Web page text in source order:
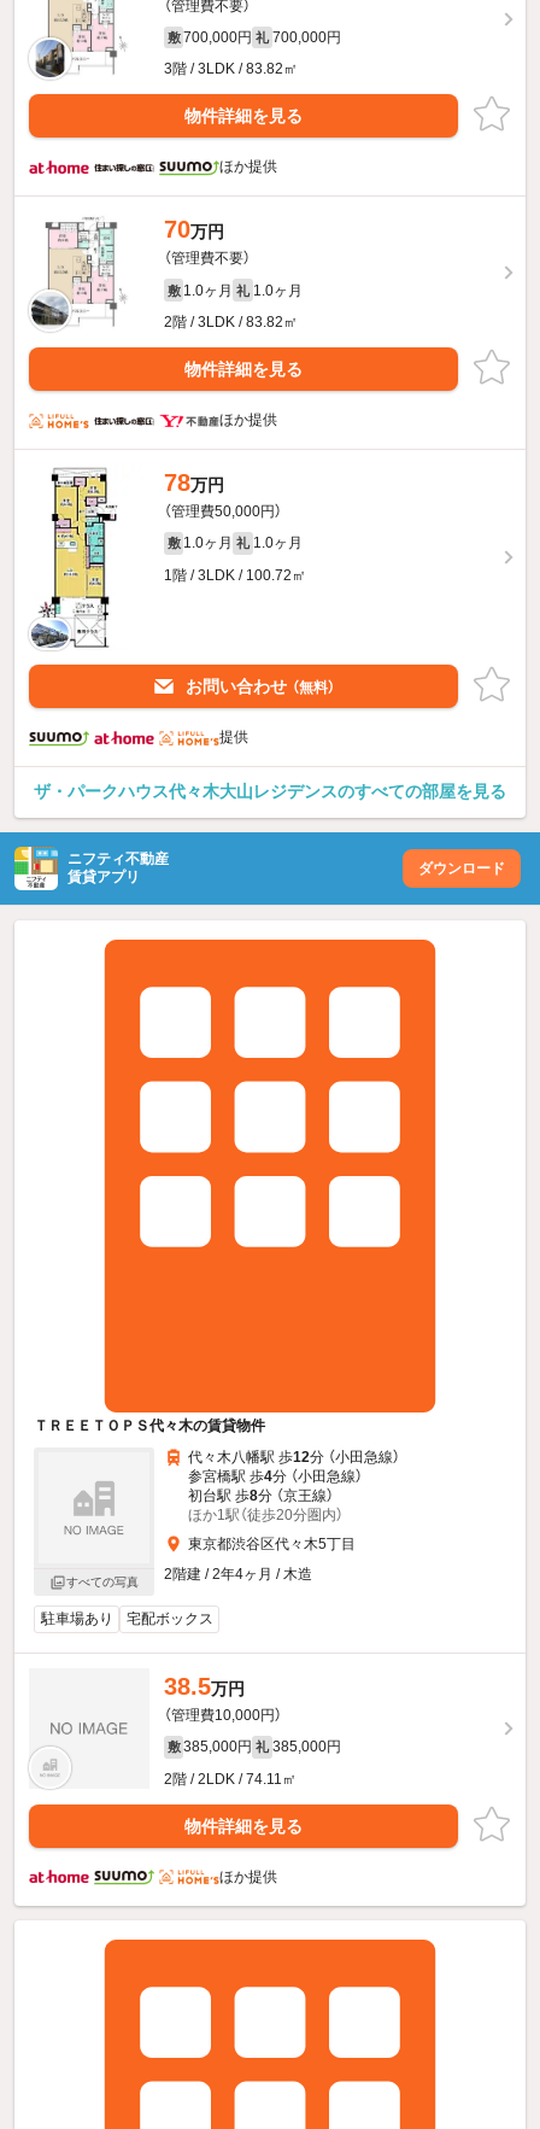
（管理費不要）
敷 700,000円 礼 700,000円
3階 / 3LDK / 83.82㎡
物件詳細を見る
ほか提供
70万円
（管理費不要）
敷 1.0ヶ月 礼 1.0ヶ月
2階 / 3LDK / 83.82㎡
物件詳細を見る
ほか提供
78万円
（管理費50,000円）
敷 1.0ヶ月 礼 1.0ヶ月
1階 / 3LDK / 100.72㎡
お問い合わせ （無料）
提供
ザ・パークハウス代々木大山レジデンスのすべての部屋を見る
ニフティ不動産
賃貸アプリ
ダウンロード
ＴＲＥＥＴＯＰＳ代々木の賃貸物件
すべての写真
代々木八幡駅 歩12分 （小田急線）
参宮橋駅 歩4分 （小田急線）
初台駅 歩8分 （京王線）
ほか1駅（徒歩20分圏内）
東京都渋谷区代々木5丁目
2階建 / 2年4ヶ月 / 木造
駐車場あり 宅配ボックス
38.5万円
（管理費10,000円）
敷 385,000円 礼 385,000円
2階 / 2LDK / 74.11㎡
物件詳細を見る
ほか提供